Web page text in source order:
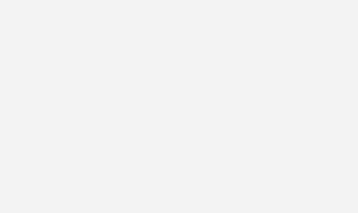
18 Tankstellen mehr als 1 Million Kilogramm
Die zeitliche Entwicklung ist in Abbildung 5
für 2020 sind gering, da – bedingt
– erst wenige Fahrzeuge in Betrieb
gingen und die Laufleistungen häufig
üblich. 2021 begann ein deutlicher Anstieg,
Rückgang im ersten Quartal 2022. Letzterer